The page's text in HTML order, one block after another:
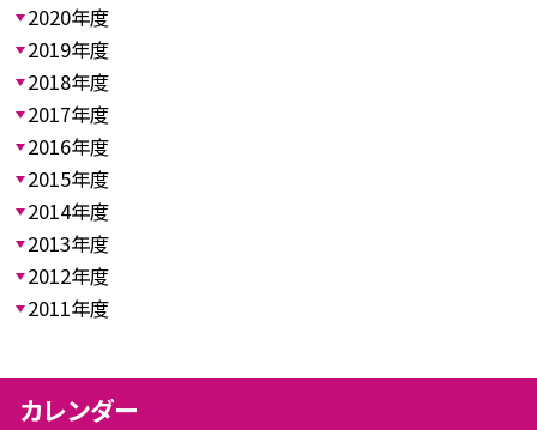
2020年度
2019年度
2018年度
2017年度
2016年度
2015年度
2014年度
2013年度
2012年度
2011年度
カレンダー